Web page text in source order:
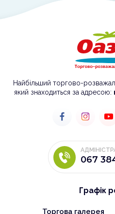
Найбільший торгово-
який знаходиться за адресою:
067
Графік
Торгова галерея